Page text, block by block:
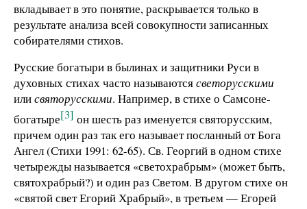
вкладывает в это понятие, раскрывается только в
результате анализа всей совокупности записанных
собирателями стихов.
Русские богатыри в былинах и защитники Руси в
духовных стихах часто называютсясветорусскими
илисвяторусскими. Например, в стихе о Самсоне-
богатыре[3] он шесть раз именуется святорусским,
причем один раз так его называет посланный от Бога
Ангел (Стихи 1991: 62-65). Св. Георгий в одном стихе
четырежды называется «светохрабрым» (может быть,
святохрабрый?) и один раз Светом. В другом стихе он
«святой свет Егорий Храбрый», в третьем — Егорей